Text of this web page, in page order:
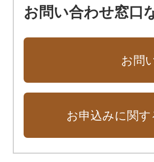
お問い合わせ窓口
お問
お申込みに関